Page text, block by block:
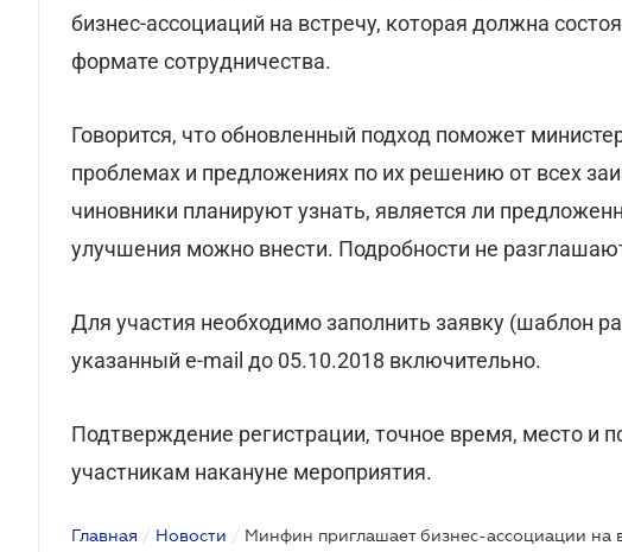
бизнес-ассоциаций на встречу, которая должна
формате сотрудничества.
Говорится, что обновленный подход поможет
проблемах и предложениях по их решению от всех
чиновники планируют узнать, является ли
улучшения можно внести. Подробности не
Для участия необходимо заполнить заявку (шаблон
указанный e-mail до 05.10.2018 включительно.
Подтверждение регистрации, точное время, место и
участникам накануне мероприятия.
Главная / Новости / Минфин приглашает бизнес-ассоциации на